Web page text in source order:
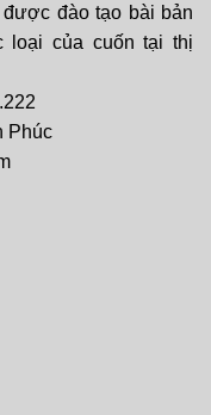
đào tạo bài bản
loại của cuốn tại thị
Phúc